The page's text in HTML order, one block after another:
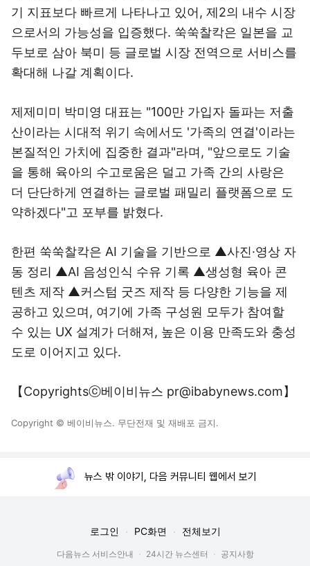
기 지표보다 빠르게 나타나고 있어, 제2의 내수 시장
으로서의 가능성을 입증했다. 쑥쑥찰칵은 일본을 교
두보로 삼아 북미 등 글로벌 시장 전역으로 서비스를
확대해 나갈 계획이다.
제제미미 박미영 대표는 "100만 가입자 돌파는 저출
산이라는 시대적 위기 속에서도 '가족의 연결'이라는
본질적인 가치에 집중한 결과"라며, "앞으로도 기술
을 통해 육아의 수고로움은 덜고 가족 간의 사랑은
더 단단하게 연결하는 글로벌 패밀리 플랫폼으로 도
약하겠다"고 포부를 밝혔다.
한편 쑥쑥찰칵은 AI 기술을 기반으로 ▲사진·영상 자
동 정리 ▲AI 음성인식 수유 기록 ▲생성형 육아 콘
텐츠 제작 ▲커스텀 굿즈 제작 등 다양한 기능을 제
공하고 있으며, 여기에 가족 구성원 모두가 참여할
수 있는 UX 설계가 더해져, 높은 이용 만족도와 충성
도로 이어지고 있다.
【Copyrightsⓒ베이비뉴스 pr@ibabynews.com】
Copyright © 베이비뉴스. 무단전재 및 재배포 금지.
뉴스 밖 이야기, 다음 커뮤니티 웹에서 보기
로그인 PC화면 전체보기
다음뉴스 서비스안내 24시간 뉴스센터
공지사항